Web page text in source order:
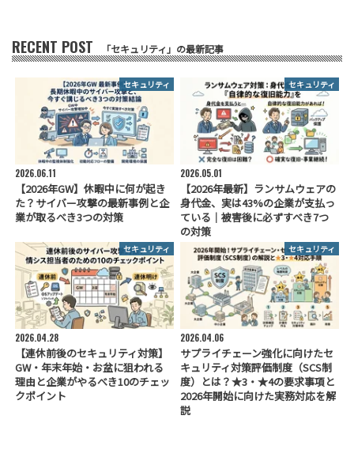
RECENT POST 「セキュリティ」の最新記事
セキュリティ
2026.06.11
【2026年GW】休暇中に何が起き
た？サイバー攻撃の最新事例と企
業が取るべき3つの対策
セキュリティ
2026.05.01
【2026年最新】ランサムウェアの
身代金、実は43%の企業が支払っ
ている｜被害後に必ずすべき7つ
の対策
セキュリティ
2026.04.28
【連休前後のセキュリティ対策】
GW・年末年始・お盆に狙われる
理由と企業がやるべき10のチェッ
クポイント
セキュリティ
2026.04.06
サプライチェーン強化に向けたセ
キュリティ対策評価制度（SCS制
度）とは？★3・★4の要求事項と
2026年開始に向けた実務対応を解
説